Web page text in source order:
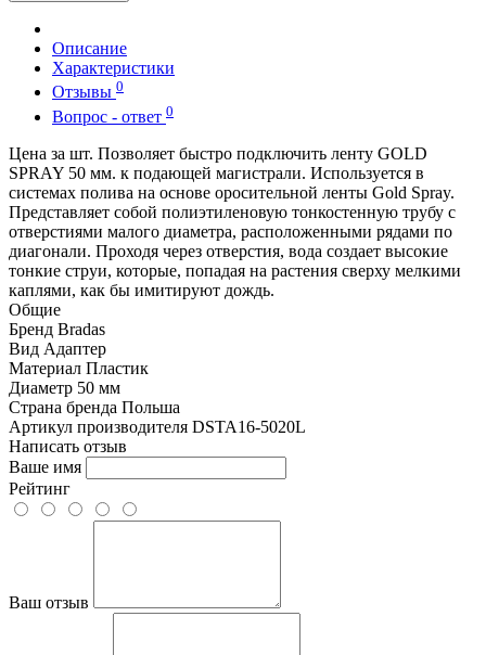
Описание
Характеристики
Отзывы 0
Вопрос - ответ 0
Цена за шт. Позволяет быстро подключить ленту GOLD
SPRAY 50 мм. к подающей магистрали. Используется в
системах полива на основе оросительной ленты Gold Spray.
Представляет собой полиэтиленовую тонкостенную трубу с
отверстиями малого диаметра, расположенными рядами по
диагонали. Проходя через отверстия, вода создает высокие
тонкие струи, которые, попадая на растения сверху мелкими
каплями, как бы имитируют дождь.
Общие
Бренд Bradas
Вид Адаптер
Материал Пластик
Диаметр 50 мм
Страна бренда Польша
Артикул производителя DSTA16-5020L
Написать отзыв
Ваше имя
Рейтинг
Ваш отзыв